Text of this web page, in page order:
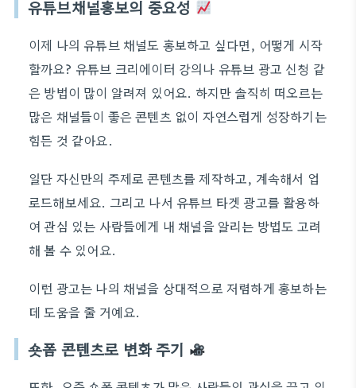
유튜브채널홍보의 중요성
이제 나의 유튜브 채널도 홍보하고 싶다면, 어떻게 시작
할까요? 유튜브 크리에이터 강의나 유튜브 광고 신청 같
은 방법이 많이 알려져 있어요. 하지만 솔직히 떠오르는
많은 채널들이 좋은 콘텐츠 없이 자연스럽게 성장하기는
힘든 것 같아요.
일단 자신만의 주제로 콘텐츠를 제작하고, 계속해서 업
로드해보세요. 그리고 나서 유튜브 타겟 광고를 활용하
여 관심 있는 사람들에게 내 채널을 알리는 방법도 고려
해 볼 수 있어요.
이런 광고는 나의 채널을 상대적으로 저렴하게 홍보하는
데 도움을 줄 거예요.
숏폼 콘텐츠로 변화 주기